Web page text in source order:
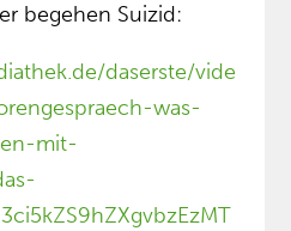
begehen Suizid:
daserste/vide
was-
mit-